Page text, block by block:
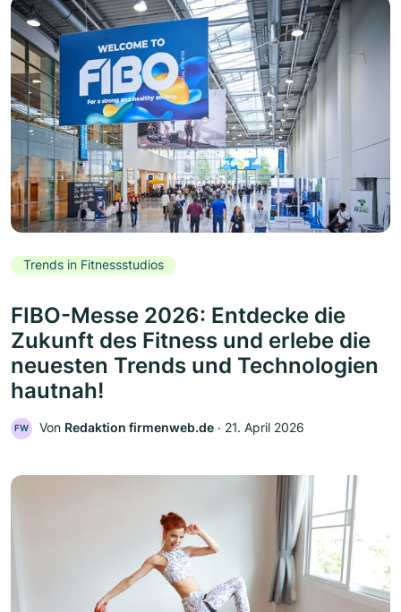
Trends in Fitnessstudios
FIBO-Messe 2026: Entdecke die
Zukunft des Fitness und erlebe die
neuesten Trends und Technologien
hautnah!
FW Von Redaktion firmenweb.de ‧ 21. April 2026